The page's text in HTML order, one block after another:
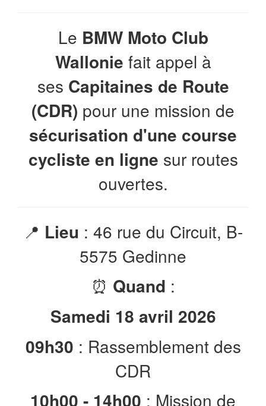
Le BMW Moto Club
Wallonie fait appel à
ses Capitaines de Route
(CDR) pour une mission de
sécurisation d'une course
cycliste en ligne sur routes
ouvertes.
📍 Lieu : 46 rue du Circuit, B-
5575 Gedinne
⏰ Quand :
Samedi 18 avril 2026
09h30 : Rassemblement des
CDR
10h00 - 14h00 : Mission de